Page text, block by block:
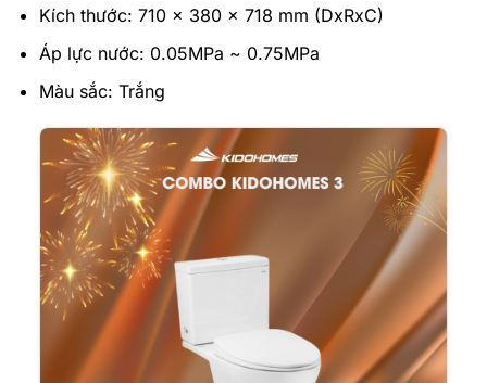
Kích thước: 710 x 380 x 718 mm (DxRxC)
Áp lực nước: 0.05MPa ~ 0.75MPa
Màu sắc: Trắng